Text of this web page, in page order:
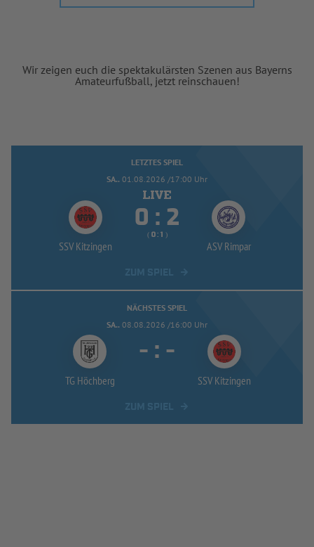
Wir zeigen euch die spektakulärsten Szenen aus Bayerns
Amateurfußball, jetzt reinschauen!
LETZTES SPIEL
SA.. 01.08.2026 /17:00 Uhr
SSV Kitzingen
 : 
( :  )
ASV Rimpar
NÄCHSTES SPIEL
SA.. 08.08.2026 /16:00 Uhr
TG Höchberg
- : -
SSV Kitzingen